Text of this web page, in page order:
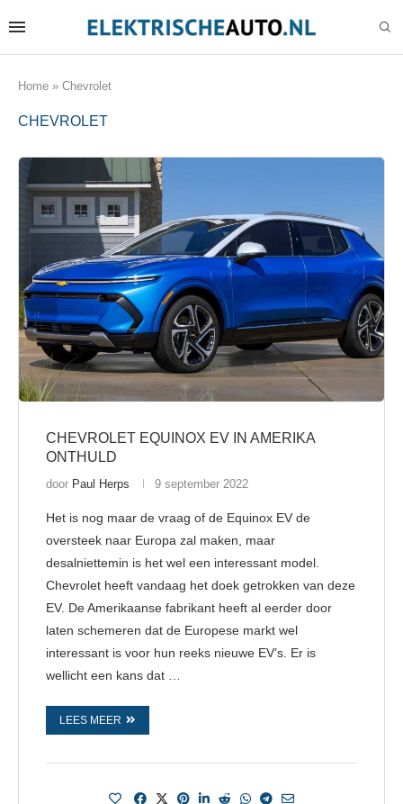
Home » Chevrolet
CHEVROLET
CHEVROLET EQUINOX EV IN AMERIKA
ONTHULD
door Paul Herps 9 september 2022
Het is nog maar de vraag of de Equinox EV de
oversteek naar Europa zal maken, maar
desalniettemin is het wel een interessant model.
Chevrolet heeft vandaag het doek getrokken van deze
EV. De Amerikaanse fabrikant heeft al eerder door
laten schemeren dat de Europese markt wel
interessant is voor hun reeks nieuwe EV’s. Er is
wellicht een kans dat …
LEES MEER